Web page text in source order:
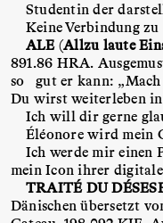
Studentin der
Keine Verbindung
ALE(Allzu laute
891.86 HRA.
so gut er kann: „Mach
Du wirst weiterleben in
Ich will dir gerne
Éléonore wird mein
Ich werde mir einen
mein Icon ihrer
TRAITÉ DU
Dänischen übersetzt